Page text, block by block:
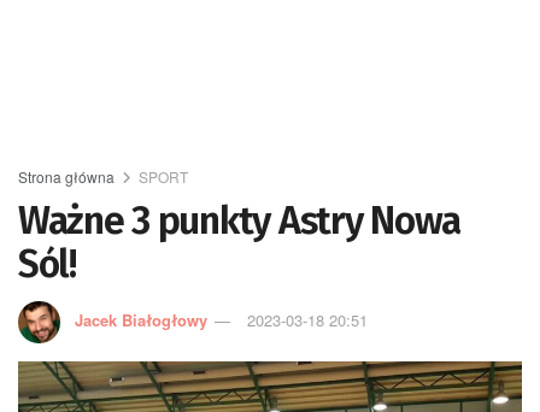
Strona główna SPORT
Ważne 3 punkty Astry Nowa
Sól!
Jacek Białogłowy 2023-03-18 20:51